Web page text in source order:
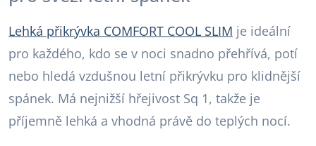
Lehká přikrývka COMFORT COOL SLIM je ideální
pro každého, kdo se v noci snadno přehřívá, potí
nebo hledá vzdušnou letní přikrývku pro klidnější
spánek. Má nejnižší hřejivost Sq 1, takže je
příjemně lehká a vhodná právě do teplých nocí.